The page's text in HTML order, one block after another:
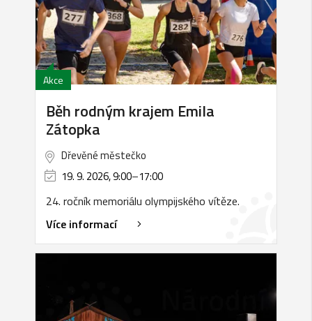
Akce
Běh rodným krajem Emila
Zátopka
Dřevěné městečko
19. 9. 2026, 9:00–17:00
24. ročník memoriálu olympijského vítěze.
Více informací